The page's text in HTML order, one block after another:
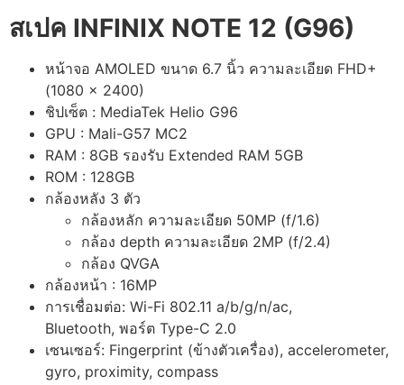
สเปค INFINIX NOTE 12 (G96)
หน้าจอ AMOLED ขนาด 6.7 นิ้ว ความละเอียด FHD+
(1080 x 2400)
ชิปเซ็ต : MediaTek Helio G96
GPU : Mali-G57 MC2
RAM : 8GB รองรับ Extended RAM 5GB
ROM : 128GB
กล้องหลัง 3 ตัว
กล้องหลัก ความละเอียด 50MP (f/1.6)
กล้อง depth ความละเอียด 2MP (f/2.4)
กล้อง QVGA
กล้องหน้า : 16MP
การเชื่อมต่อ: Wi-Fi 802.11 a/b/g/n/ac,
Bluetooth, พอร์ต Type-C 2.0
เซนเซอร์: Fingerprint (ข้างตัวเครื่อง), accelerometer,
gyro, proximity, compass